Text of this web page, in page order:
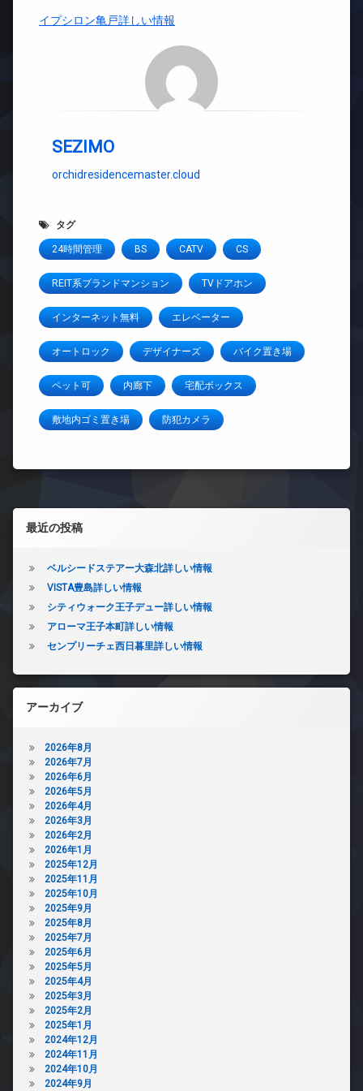
イプシロン亀戸詳しい情報
SEZIMO
orchidresidencemaster.cloud
タグ
24時間管理 BS CATV CS
REIT系ブランドマンション TVドアホン
インターネット無料 エレベーター
オートロック デザイナーズ バイク置き場
ペット可 内廊下 宅配ボックス
敷地内ゴミ置き場 防犯カメラ
左サイドバー
最近の投稿
ベルシードステアー大森北詳しい情報
VISTA豊島詳しい情報
シティウォーク王子デュー詳しい情報
アローマ王子本町詳しい情報
センプリーチェ西日暮里詳しい情報
アーカイブ
2026年8月
2026年7月
2026年6月
2026年5月
2026年4月
2026年3月
2026年2月
2026年1月
2025年12月
2025年11月
2025年10月
2025年9月
2025年8月
2025年7月
2025年6月
2025年5月
2025年4月
2025年3月
2025年2月
2025年1月
2024年12月
2024年11月
2024年10月
2024年9月